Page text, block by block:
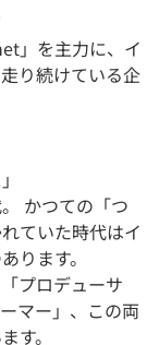
」を主力に、イ
り続けている企
かつての「つ
ていた時代はイ
ります。
プロデューサ
マー」、この両
す。